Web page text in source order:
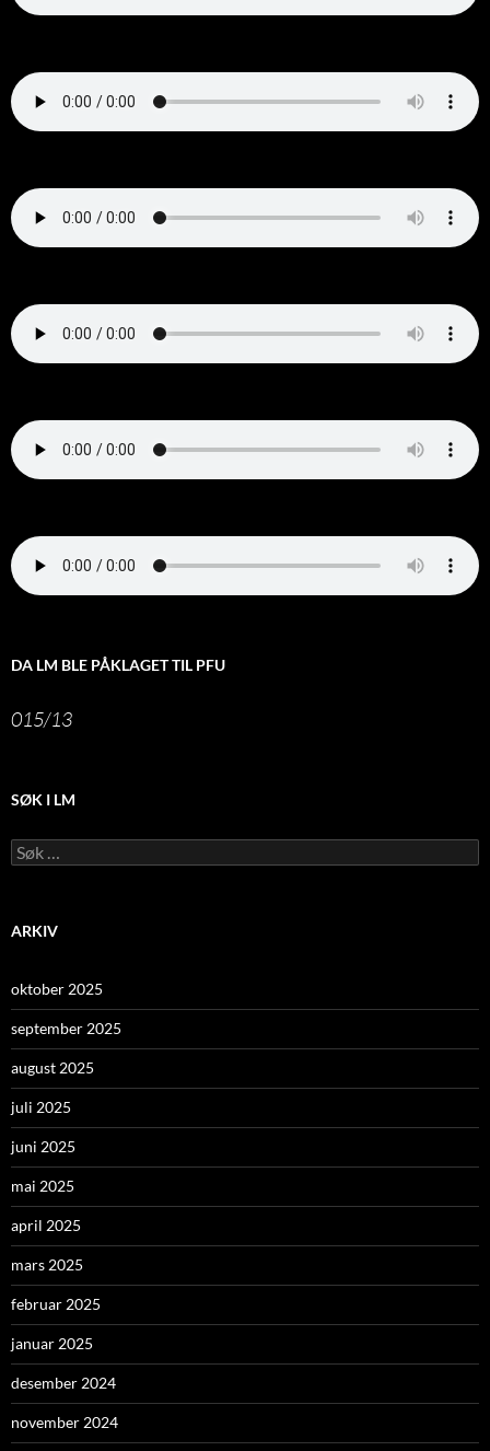
DA LM BLE PÅKLAGET TIL PFU
015/13
SØK I LM
Leit
etter:
ARKIV
oktober 2025
september 2025
august 2025
juli 2025
juni 2025
mai 2025
april 2025
mars 2025
februar 2025
januar 2025
desember 2024
november 2024